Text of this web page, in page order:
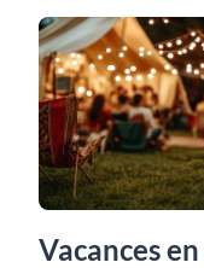
Vacances